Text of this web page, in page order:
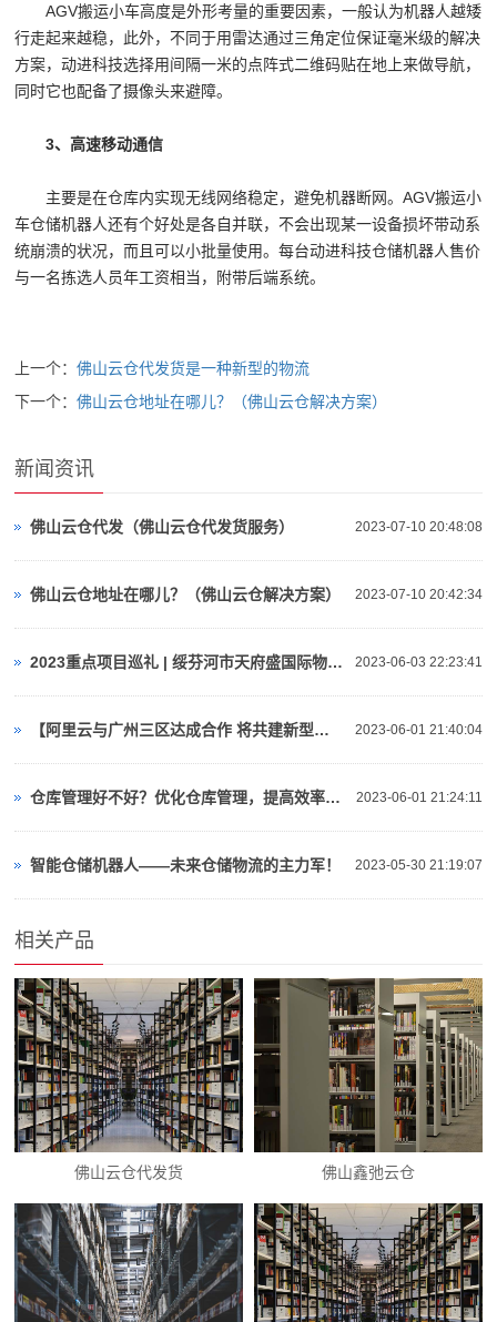
AGV搬运小车高度是外形考量的重要因素，一般认为机器人越矮
行走起来越稳，此外，不同于用雷达通过三角定位保证毫米级的解决
方案，动进科技选择用间隔一米的点阵式二维码贴在地上来做导航，
同时它也配备了摄像头来避障。
3、高速移动通信
主要是在仓库内实现无线网络稳定，避免机器断网。AGV搬运小
车仓储机器人还有个好处是各自并联，不会出现某一设备损坏带动系
统崩溃的状况，而且可以小批量使用。每台动进科技仓储机器人售价
与一名拣选人员年工资相当，附带后端系统。
上一个：佛山云仓代发货是一种新型的物流
下一个：佛山云仓地址在哪儿？（佛山云仓解决方案）
新闻资讯
2023-07-10 20:48:08
佛山云仓代发（佛山云仓代发货服务）
2023-07-10 20:42:34
佛山云仓地址在哪儿？（佛山云仓解决方案）
2023-06-03 22:23:41
2023重点项目巡礼 | 绥芬河市天府盛国际物流产业园：对俄“云仓平台”
2023-06-01 21:40:04
【阿里云与广州三区达成合作 将共建新型算力基础设施、人工智能等】视频介绍
2023-06-01 21:24:11
仓库管理好不好？优化仓库管理，提高效率与准确性！
2023-05-30 21:19:07
智能仓储机器人——未来仓储物流的主力军！
相关产品
佛山云仓代发货 佛山鑫弛云仓